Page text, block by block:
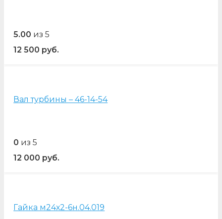
5.00 из 5
12 500 руб.
Вал турбины – 46-14-54
0 из 5
12 000 руб.
Гайка м24х2-6н.04.019